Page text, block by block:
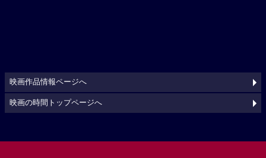
映画作品情報ページへ
映画の時間トップページへ